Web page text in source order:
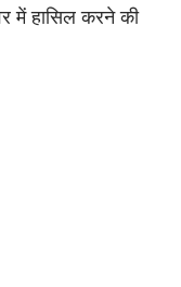
में हासिल करने की